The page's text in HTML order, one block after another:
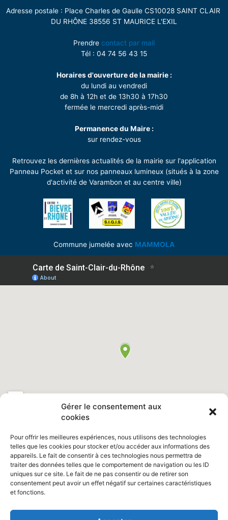
Gérer le consentement aux
cookies
Pour offrir les meilleures expériences, nous utilisons des technologies
telles que les cookies pour stocker et/ou accéder aux informations des
appareils. Le fait de consentir à ces technologies nous permettra de
traiter des données telles que le comportement de navigation ou les ID
uniques sur ce site. Le fait de ne pas consentir ou de retirer son
consentement peut avoir un effet négatif sur certaines caractéristiques
et fonctions.
Adresse postale : Place Charles de Gaulle CS10028 SAINT CLAIR
DU RHÔNE 38556 ST MAURICE L'EXIL
Prendre contact par mail
Tél : 04 74 56 43 15
Horaires d'ouverture de la mairie :
du lundi au vendredi
de 8h à 12h et de 13h30 à 17h30
fermée le mercredi après-midi
Permanence du Maire :
sur rendez-vous
Retrouvez les dernières actualités de la mairie sur l'application
Panneau Pocket et sur nos panneaux lumineux (situés à la zone
d'activité de Varambon et au centre ville)
Commune jumelée avec MAMMOLA
Retrouvez nous sur Facebook " Ville de Saint Clair du Rhône
Site réalisé par :www.pointedazur.comPhotos : Vincent Bruzzese /